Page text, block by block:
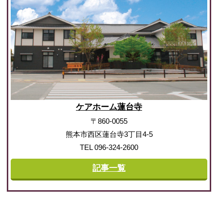
ケアホーム蓮台寺
〒860-0055
熊本市西区蓮台寺3丁目4-5
TEL 096-324-2600
記事一覧